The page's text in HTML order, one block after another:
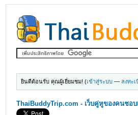
ยินดีต้อนรับ คุณผู้เยี่ยมชม! (เข้าสู่ระบบ — ลงทะ
ThaiBuddyTrip.com - เว็บคู่หูของคนชอบ